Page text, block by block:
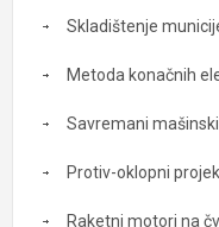
Skladištenje
Metoda konačnih
Savremani
Protiv-oklopni
Raketni motori na